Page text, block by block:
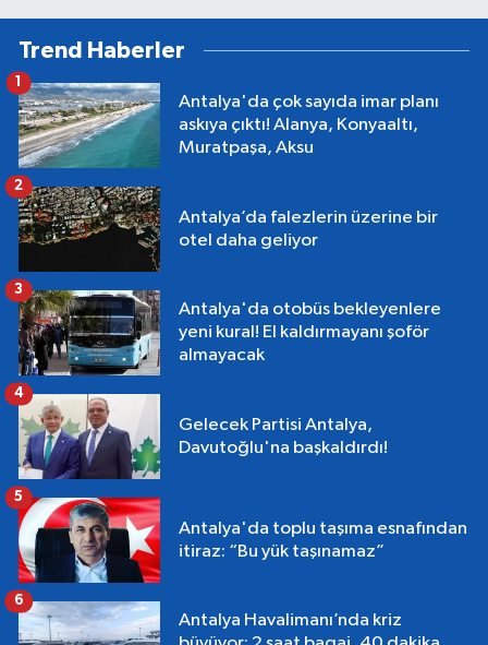
Trend Haberler
Antalya'da çok sayıda imar planı
askıya çıktı! Alanya, Konyaaltı,
Muratpaşa, Aksu
1
Antalya’da falezlerin üzerine bir
otel daha geliyor
2
Antalya'da otobüs bekleyenlere
yeni kural! El kaldırmayanı şoför
almayacak
3
Gelecek Partisi Antalya,
Davutoğlu'na başkaldırdı!
4
Antalya'da toplu taşıma esnafından
itiraz: “Bu yük taşınamaz”
5
Antalya Havalimanı’nda kriz
6